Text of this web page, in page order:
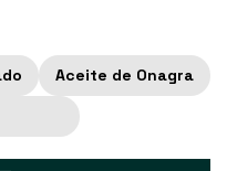
Aceite de Onagra